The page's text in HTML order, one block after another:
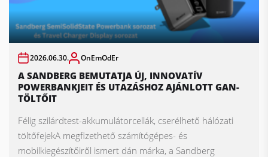
2026.06.30. OnEmOdEr
A SANDBERG BEMUTATJA ÚJ, INNOVATÍV
POWERBANKJEIT ÉS UTAZÁSHOZ AJÁNLOTT GAN-
TÖLTŐIT
Félig szilárdtest-akkumulátorcellák, cserélhető hálózati
töltőfejekA megfizethető számítógépes- és
mobilkiegészítőiről ismert dán márka, a Sandberg